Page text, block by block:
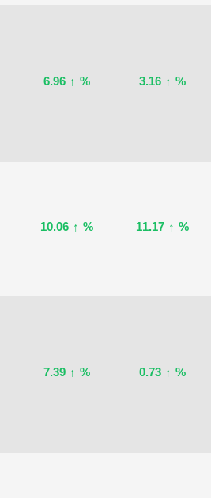
6.96 ↑ % 3.16 ↑ %
10.06 ↑ % 11.17 ↑ %
7.39 ↑ % 0.73 ↑ %